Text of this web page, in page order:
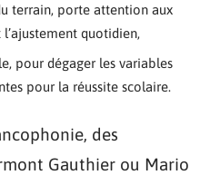
terrain, porte attention aux
quotidien,
pour dégager les variables
pour la réussite scolaire.
des
Gauthier ou Mario